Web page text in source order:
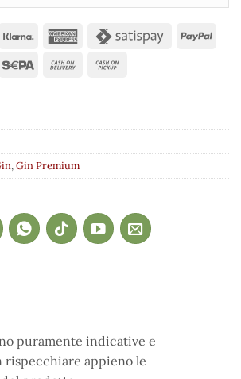
,Gin Premium
puramente indicative e
rispecchiare appieno le